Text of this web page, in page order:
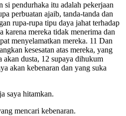
pendurhaka itu adalah pekerjaan
perbuatan ajaib, tanda-tanda dan
rupa-rupa tipu daya jahat terhadap
karena mereka tidak menerima dan
menyelamatkan mereka. 11 Dan
kesesatan atas mereka, yang
akan dusta, 12 supaya dihukum
akan kebenaran dan yang suka
saya hitamkan.
mencari kebenaran.